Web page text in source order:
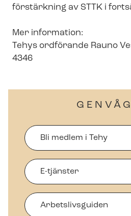
förstärkning av STTK i
Mer information:
Tehys ordförande Rauno
4346
Bli medlem i Tehy
E-tjänster
p
n
Arbetslivsguiden